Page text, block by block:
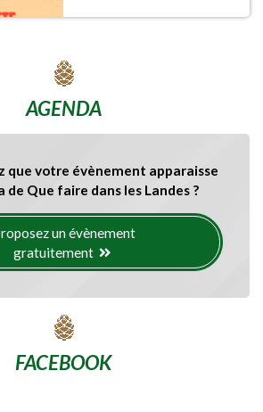
AGENDA
que votre évènement apparaisse
de Que faire dans les Landes ?
un évènement
gratuitement
FACEBOOK